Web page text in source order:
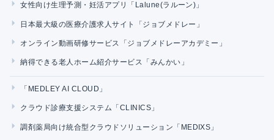
女性向け生理予測・妊活アプリ「Lalune(ラルーン)」
日本最大級の医療介護求人サイト「ジョブメドレー」
オンライン動画研修サービス「ジョブメドレーアカデミー」
納得できる老人ホーム紹介サービス「みんかい」
「MEDLEY AI CLOUD」
クラウド診療支援システム「CLINICS」
調剤薬局向け統合型クラウドソリューション「MEDIXS」